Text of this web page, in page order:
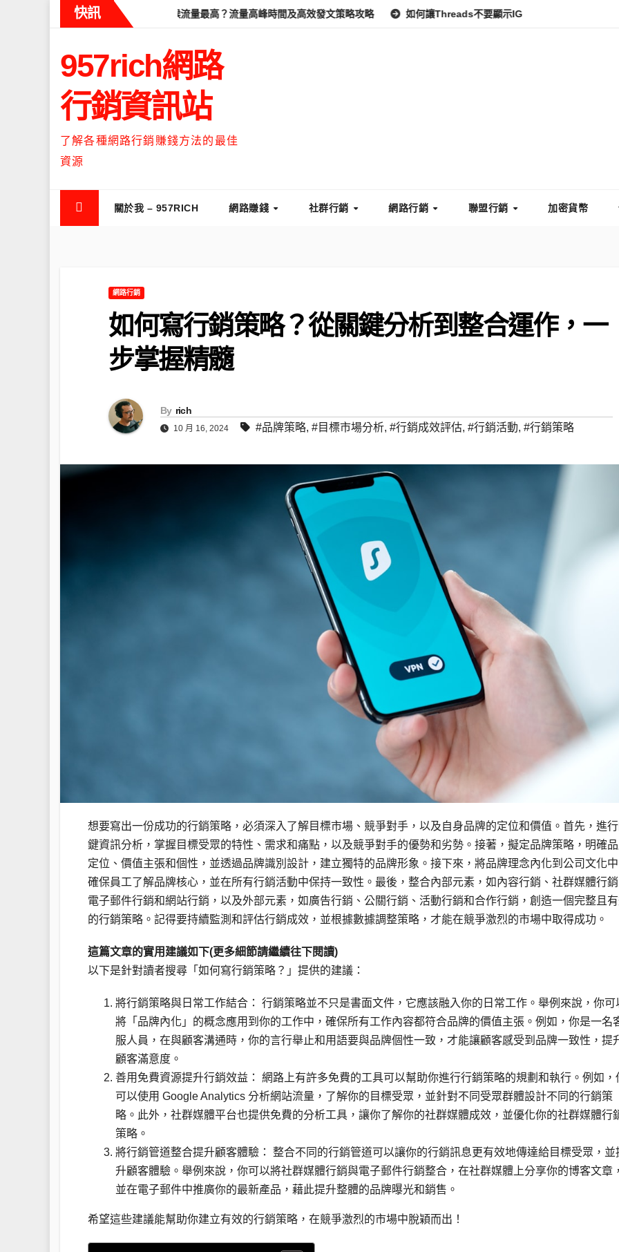
快訊
Threads什麼時候流量最高？流量高峰時間及高效發文策略攻略 如何讓Threads不要顯示IG？完整教學：高效管理你的線上隱私
957rich網路
行銷資訊站
了解各種網路行銷賺錢方法的最佳
資源
關於我 – 957RICH 網路賺錢 社群行銷 網路行銷 聯盟行銷 加密貨幣
網路行銷
如何寫行銷策略？從關鍵分析到整合運作，一
步掌握精髓
By rich
10 月 16, 2024 #品牌策略, #目標市場分析, #行銷成效評估, #行銷活動, #行銷策略
想要寫出一份成功的行銷策略，必須深入了解目標市場、競爭對手，以及自身品牌的定位和價值。首先，進行
鍵資訊分析，掌握目標受眾的特性、需求和痛點，以及競爭對手的優勢和劣勢。接著，擬定品牌策略，明確
定位、價值主張和個性，並透過品牌識別設計，建立獨特的品牌形象。接下來，將品牌理念內化到公司文化中
確保員工了解品牌核心，並在所有行銷活動中保持一致性。最後，整合內部元素，如內容行銷、社群媒體行銷
電子郵件行銷和網站行銷，以及外部元素，如廣告行銷、公關行銷、活動行銷和合作行銷，創造一個完整且
的行銷策略。記得要持續監測和評估行銷成效，並根據數據調整策略，才能在競爭激烈的市場中取得成功。
這篇文章的實用建議如下(更多細節請繼續往下閱讀)
以下是針對讀者搜尋「如何寫行銷策略？」提供的建議：
將行銷策略與日常工作結合： 行銷策略並不只是書面文件，它應該融入你的日常工作。舉例來說，你可
將「品牌內化」的概念應用到你的工作中，確保所有工作內容都符合品牌的價值主張。例如，你是一名
服人員，在與顧客溝通時，你的言行舉止和用語要與品牌個性一致，才能讓顧客感受到品牌一致性，提
顧客滿意度。
善用免費資源提升行銷效益： 網路上有許多免費的工具可以幫助你進行行銷策略的規劃和執行。例如，
可以使用 Google Analytics 分析網站流量，了解你的目標受眾，並針對不同受眾群體設計不同的行銷策
略。此外，社群媒體平台也提供免費的分析工具，讓你了解你的社群媒體成效，並優化你的社群媒體行
策略。
將行銷管道整合提升顧客體驗： 整合不同的行銷管道可以讓你的行銷訊息更有效地傳達給目標受眾，並
升顧客體驗。舉例來說，你可以將社群媒體行銷與電子郵件行銷整合，在社群媒體上分享你的博客文章，
並在電子郵件中推廣你的最新產品，藉此提升整體的品牌曝光和銷售。
希望這些建議能幫助你建立有效的行銷策略，在競爭激烈的市場中脫穎而出！